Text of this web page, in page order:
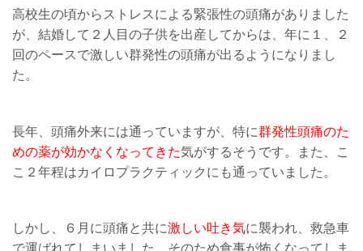
高校生の頃からストレスによる緊張性の頭痛がありました
が、結婚して２人目の子供を出産してからは、年に１、２
回のペースで激しい群発性の頭痛が出るようになりまし
た。
長年、頭痛外来には通っていますが、特に群発性頭痛のた
めの薬が効かなくなってきた気がするそうです。また、こ
こ２年程はカイロプラクティックにも通っていました。
しかし、６月に頭痛と共に激しい吐き気に襲われ、救急車
で運ばれてしまいました。そのため食事が怖くなってしま